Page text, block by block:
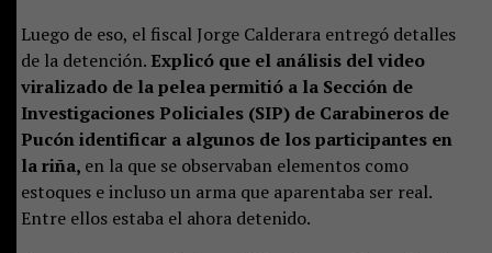
Luego de eso, el fiscal Jorge Calderara entregó detalles
de la detención. Explicó que el análisis del video
viralizado de la pelea permitió a la Sección de
Investigaciones Policiales (SIP) de Carabineros de
Pucón identificar a algunos de los participantes en
la riña, en la que se observaban elementos como
estoques e incluso un arma que aparentaba ser real.
Entre ellos estaba el ahora detenido.